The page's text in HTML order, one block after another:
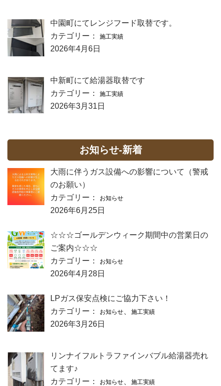
中園町にてレンジフード取替です。
カテゴリー：
施工実績
2026年4月6日
中新町にて給湯器取替です
カテゴリー：
施工実績
2026年3月31日
お知らせ-新着
大雨に伴うガス設備への影響について（警戒
のお願い）
カテゴリー：
お知らせ
2026年6月25日
☆☆☆ゴールデンウィーク期間中の営業日の
ご案内☆☆☆
カテゴリー：
お知らせ
2026年4月28日
LPガス保安点検にご協力下さい！
カテゴリー：
お知らせ 施工実績
2026年3月26日
リンナイフルトラファインバブル給湯器売れ
てます♪
カテゴリー：
お知らせ 施工実績